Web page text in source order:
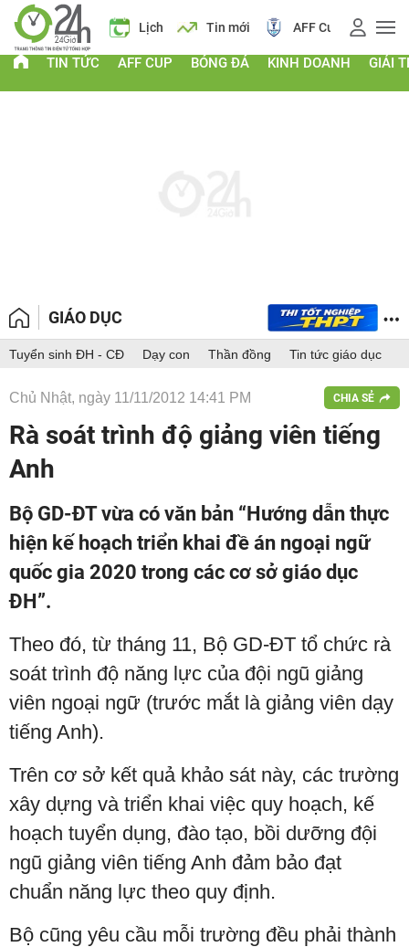
Giá vàng Lịch Tin mới AFF Cup Giá
TIN TỨC AFF CUP BÓNG ĐÁ KINH DOANH GIẢI
GIÁO DỤC
Tuyển sinh ĐH - CĐ Dạy con Thần đồng Tin tức giáo dục
Chủ Nhật, ngày 11/11/2012 14:41 PM CHIA SẺ
Rà soát trình độ giảng viên tiếng
Anh
Bộ GD-ĐT vừa có văn bản “Hướng dẫn thực
hiện kế hoạch triển khai đề án ngoại ngữ
quốc gia 2020 trong các cơ sở giáo dục
ĐH”.
Theo đó, từ tháng 11, Bộ GD-ĐT tổ chức rà
soát trình độ năng lực của đội ngũ giảng
viên ngoại ngữ (trước mắt là giảng viên dạy
tiếng Anh).
Trên cơ sở kết quả khảo sát này, các trường
xây dựng và triển khai việc quy hoạch, kế
hoạch tuyển dụng, đào tạo, bồi dưỡng đội
ngũ giảng viên tiếng Anh đảm bảo đạt
chuẩn năng lực theo quy định.
Bộ cũng yêu cầu mỗi trường đều phải thành